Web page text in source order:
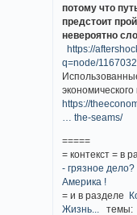
потому что
предстоит
невероятно
https://
q=node/1167032
экономического
https://
… the-seams/
=====
= контекст = в
- грязное дело?
Америка !
= и в разделе
Жизнь...
темы: